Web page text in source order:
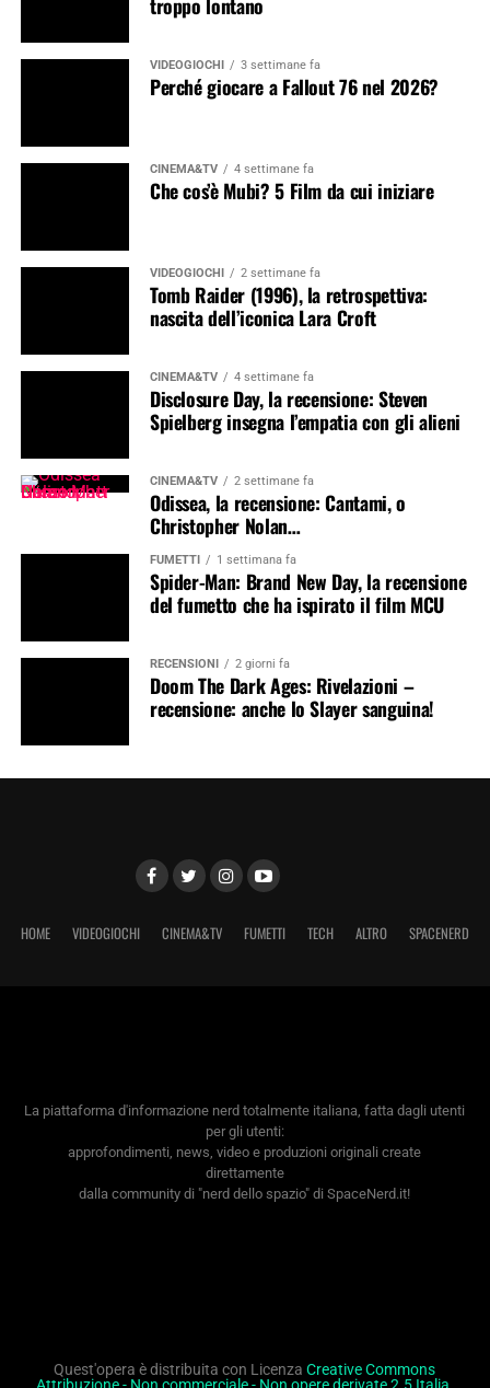
VIDEOGIOCHI 3 settimane fa
Perché giocare a Fallout 76 nel 2026?
CINEMA&TV 4 settimane fa
Che cos’è Mubi? 5 Film da cui iniziare
VIDEOGIOCHI 2 settimane fa
Tomb Raider (1996), la retrospettiva:
nascita dell’iconica Lara Croft
CINEMA&TV 4 settimane fa
Disclosure Day, la recensione: Steven
Spielberg insegna l’empatia con gli alieni
CINEMA&TV 2 settimane fa
Odissea, la recensione: Cantami, o
Christopher Nolan…
FUMETTI 1 settimana fa
Spider-Man: Brand New Day, la recensione
del fumetto che ha ispirato il film MCU
RECENSIONI 2 giorni fa
Doom The Dark Ages: Rivelazioni –
recensione: anche lo Slayer sanguina!
HOME VIDEOGIOCHI CINEMA&TV FUMETTI TECH ALTRO SPACENERD
La piattaforma d'informazione nerd totalmente italiana, fatta dagli utenti
per gli utenti:
approfondimenti, news, video e produzioni originali create
direttamente
dalla community di "nerd dello spazio" di SpaceNerd.it!
Quest'opera è distribuita con LicenzaCreative Commons